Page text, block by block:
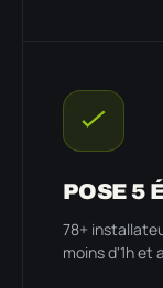
POSE 5
78+
moins d'1h et